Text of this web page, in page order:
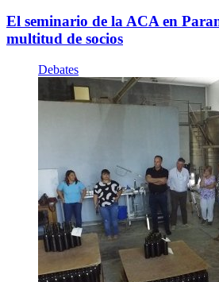
El seminario de la ACA en
multitud de socios
Debates